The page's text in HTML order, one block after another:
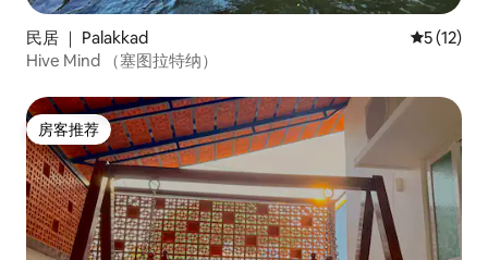
民居 ｜ Palakkad 平均评分
5 (12)
Hive Mind （塞图拉特纳）
房客推荐
房客推荐